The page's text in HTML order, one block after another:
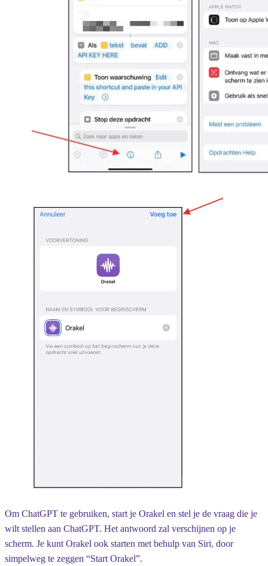
Om ChatGPT te gebruiken, start je Orakel en stel je de vraag die je
wilt stellen aan ChatGPT. Het antwoord zal verschijnen op je
scherm. Je kunt Orakel ook starten met behulp van Siri, door
simpelweg te zeggen “Start Orakel”.